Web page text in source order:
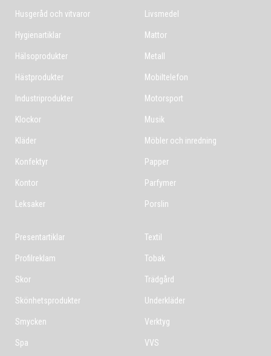
Husgeråd och vitvaror
Hygienartiklar
Hälsoprodukter
Hästprodukter
Industriprodukter
Klockor
Kläder
Konfektyr
Kontor
Leksaker
Livsmedel
Mattor
Metall
Mobiltelefon
Motorsport
Musik
Möbler och inredning
Papper
Parfymer
Porslin
Presentartiklar
Profilreklam
Skor
Skönhetsprodukter
Smycken
Spa
Textil
Tobak
Trädgård
Underkläder
Verktyg
VVS